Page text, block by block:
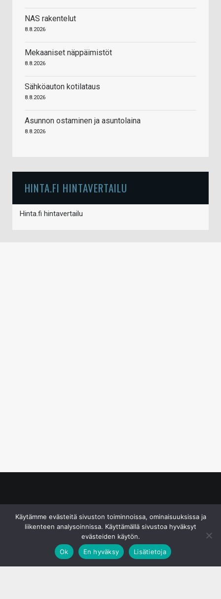
NAS rakentelut
8.8.2026
Mekaaniset näppäimistöt
8.8.2026
Sähköauton kotilataus
8.8.2026
Asunnon ostaminen ja asuntolaina
8.8.2026
HINTA.FI HINTAVERTAILU
Hinta.fi hintavertailu
Käytämme evästeitä sivuston toiminnoissa, ominaisuuksissa ja
liikenteen analysoinnissa. Käyttämällä sivustoa hyväksyt
evästeiden käytön.
Ok
En hyväksy Lisätietoja